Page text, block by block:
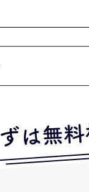
ずは無